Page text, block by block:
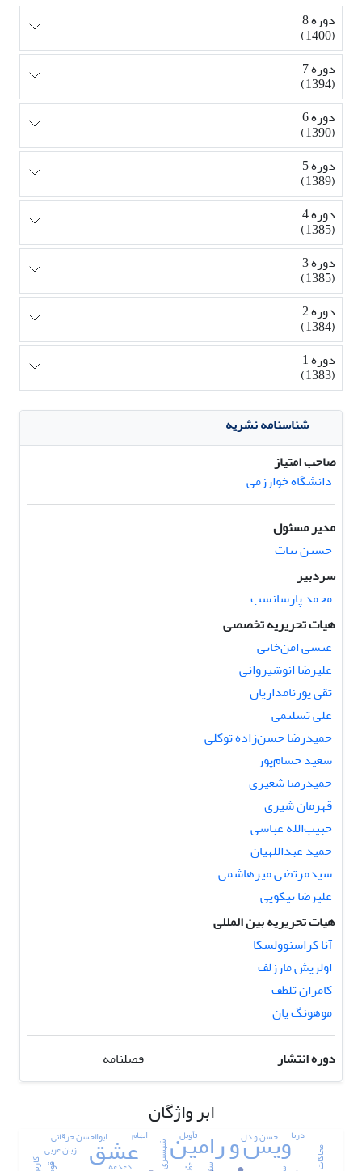
دوره 8
(1400)
دوره 7
(1394)
دوره 6
(1390)
دوره 5
(1389)
دوره 4
(1385)
دوره 3
(1385)
دوره 2
(1384)
دوره 1
(1383)
شناسنامه نشریه
صاحب امتیاز
دانشگاه خوارزمی
مدیر مسئول
حسین بیات
سردبیر
محمد پارسانسب
هیات تحریریه تخصصی
عیسی امن‌خانی
علیرضا انوشیروانی
تقی پورنامداریان
علی تسلیمی
حمیدرضا حسن‌زاده توکلی
سعید حسام‌پور
حمیدرضا شعیری
قهرمان شیری
حبیب‌الله عباسی
حمید عبداللهیان
سیدمرتضی میرهاشمی
علیرضا نیکویی
هیات تحریریه بین المللی
آنا کراسنوولسکا
اولریش مارزلف
کامران تلطف
موهونگ یان
دوره انتشار
فصلنامه
ابر واژگان
ویس و رامین عشق شبستری
ابوالحسن خرقانی حسن و دل تأویل
زبان عربی
دغدغه محاکات
ابهام ‌ دریا